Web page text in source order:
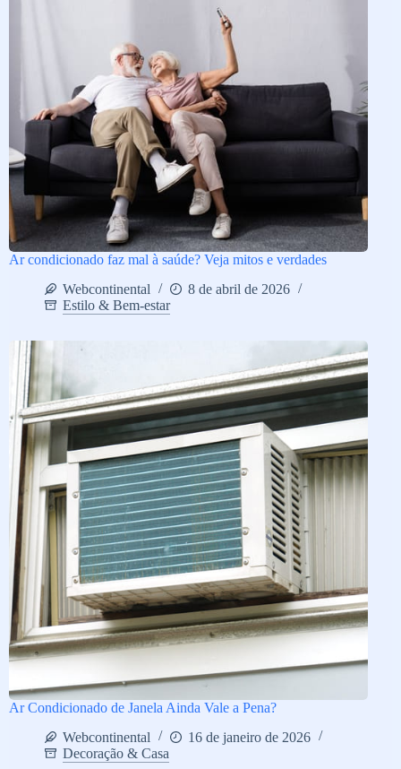
Ar condicionado faz mal à saúde? Veja mitos e verdades
Webcontinental
8 de abril de 2026
Estilo & Bem-estar
Ar Condicionado de Janela Ainda Vale a Pena?
Webcontinental
16 de janeiro de 2026
Decoração & Casa